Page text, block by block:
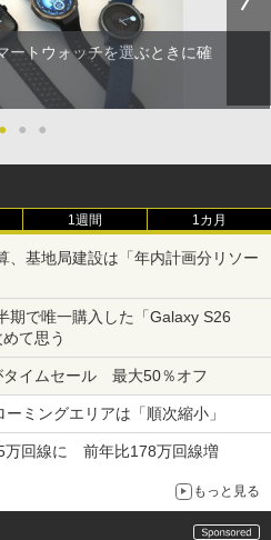
ートウォッチを選ぶときに確
● ● ●
1週間 1カ月
、基地局建設は「年内計画分リソー
期で唯一購入した「Galaxy S26
て思う
タイムセール 最大50％オフ
ミングエリアは「順次縮小」
万回線に 前年比178万回線増
もっと見る